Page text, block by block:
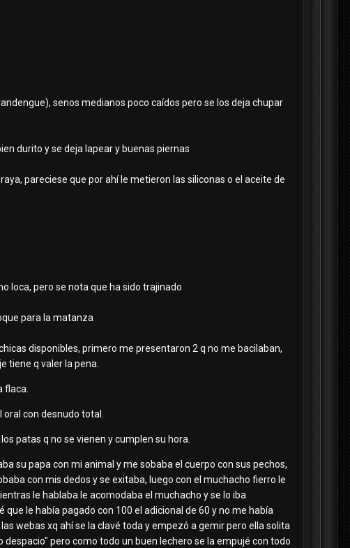
senos medianos poco caídos pero se los deja chupar
durito y se deja lapear y buenas piernas
pareciese que por ahí le metieron las siliconas o el aceite de
loca, pero se nota que ha sido trajinado
para la matanza
disponibles, primero me presentaron 2 q no me bacilaban,
tiene q valer la pena.
flaca.
oral con desnudo total.
patas q no se vienen y cumplen su hora.
su papa con mi animal y me sobaba el cuerpo con sus pechos,
con mis dedos y se exitaba, luego con el muchacho fierro le
le hablaba le acomodaba el muchacho y se lo iba
le había pagado con 100 el adicional de 60 y no me había
webas xq ahí se la clavé toda y empezó a gemir pero ella solita
pero como todo un buen lechero se la empujé con todo